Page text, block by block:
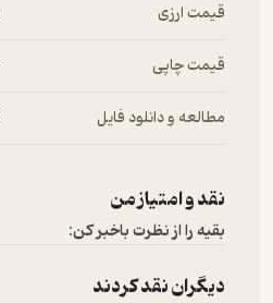
قیمت ارزی
قیمت چاپی
مطالعه و دانلود فایل
نقد و امتیاز من
بقیه را از نظرت باخبر کن:
دیگران نقد کردند